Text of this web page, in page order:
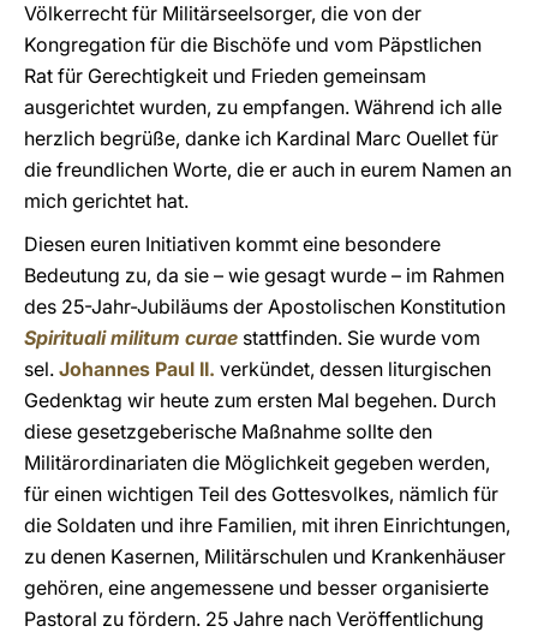
Völkerrecht für Militärseelsorger, die von der
Kongregation für die Bischöfe und vom Päpstlichen
Rat für Gerechtigkeit und Frieden gemeinsam
ausgerichtet wurden, zu empfangen. Während ich alle
herzlich begrüße, danke ich Kardinal Marc Ouellet für
die freundlichen Worte, die er auch in eurem Namen an
mich gerichtet hat.
Diesen euren Initiativen kommt eine besondere
Bedeutung zu, da sie – wie gesagt wurde – im Rahmen
des 25-Jahr-Jubiläums der Apostolischen Konstitution
Spirituali militum curae stattfinden. Sie wurde vom
sel. Johannes Paul II. verkündet, dessen liturgischen
Gedenktag wir heute zum ersten Mal begehen. Durch
diese gesetzgeberische Maßnahme sollte den
Militärordinariaten die Möglichkeit gegeben werden,
für einen wichtigen Teil des Gottesvolkes, nämlich für
die Soldaten und ihre Familien, mit ihren Einrichtungen,
zu denen Kasernen, Militärschulen und Krankenhäuser
gehören, eine angemessene und besser organisierte
Pastoral zu fördern. 25 Jahre nach Veröffentlichung